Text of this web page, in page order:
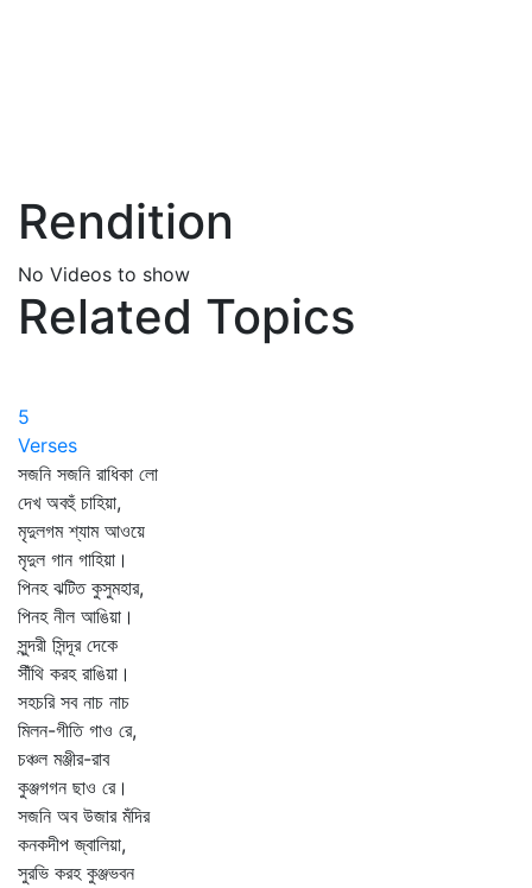
Rendition
No Videos to show
Related Topics
5
Verses
সজনি সজনি রাধিকা লো
দেখ অবহুঁ চাহিয়া,
মৃদুলগম শ্যাম আওয়ে
মৃদুল গান গাহিয়া।
পিনহ ঝটিত কুসুমহার,
পিনহ নীল আঙিয়া।
সুন্দরী সিন্দূর দেকে
সীঁথি করহ রাঙিয়া।
সহচরি সব নাচ নাচ
মিলন-গীতি গাও রে,
চঞ্চল মঞ্জীর-রাব
কুঞ্জগগন ছাও রে।
সজনি অব উজার মঁদির
কনকদীপ জ্বালিয়া,
সুরভি করহ কুঞ্জভবন